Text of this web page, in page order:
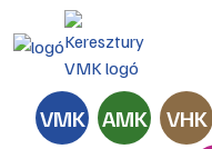
VMK AMK VHK